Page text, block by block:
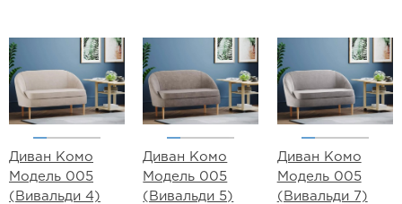
Диван Комо
Модель 005
(Вивальди 4)
Диван Комо
Модель 005
(Вивальди 5)
Диван Комо
Модель 005
(Вивальди 7)